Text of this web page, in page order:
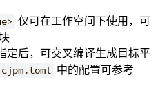
仅可在工作空间下使用，可
定后，可交叉编译生成目标平
cjpm.toml 中的配置可参考